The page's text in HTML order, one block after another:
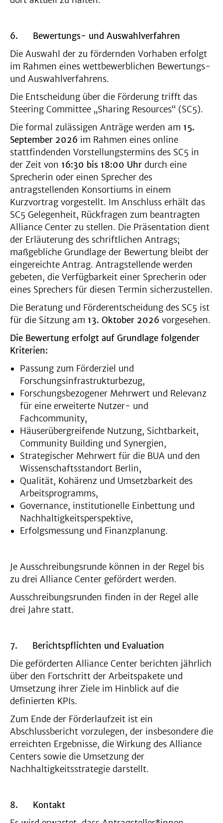
6. Bewertungs- und Auswahlverfahren
Die Auswahl der zu fördernden Vorhaben erfolgt
im Rahmen eines wettbewerblichen Bewertungs-
und Auswahlverfahrens.
Die Entscheidung über die Förderung trifft das
Steering Committee „Sharing Resources“ (SC5).
Die formal zulässigen Anträge werden am 15.
September 2026 im Rahmen eines online
stattfindenden Vorstellungstermins des SC5 in
der Zeit von 16:30 bis 18:00 Uhr durch eine
Sprecherin oder einen Sprecher des
antragstellenden Konsortiums in einem
Kurzvortrag vorgestellt. Im Anschluss erhält das
SC5 Gelegenheit, Rückfragen zum beantragten
Alliance Center zu stellen. Die Präsentation dient
der Erläuterung des schriftlichen Antrags;
maßgebliche Grundlage der Bewertung bleibt der
eingereichte Antrag. Antragstellende werden
gebeten, die Verfügbarkeit einer Sprecherin oder
eines Sprechers für diesen Termin sicherzustellen.
Die Beratung und Förderentscheidung des SC5 ist
für die Sitzung am 13. Oktober 2026 vorgesehen.
Die Bewertung erfolgt auf Grundlage folgender
Kriterien:
Passung zum Förderziel und
Forschungsinfrastrukturbezug,
Forschungsbezogener Mehrwert und Relevanz
für eine erweiterte Nutzer- und
Fachcommunity,
Häuserübergreifende Nutzung, Sichtbarkeit,
Community Building und Synergien,
Strategischer Mehrwert für die BUA und den
Wissenschaftsstandort Berlin,
Qualität, Kohärenz und Umsetzbarkeit des
Arbeitsprogramms,
Governance, institutionelle Einbettung und
Nachhaltigkeitsperspektive,
Erfolgsmessung und Finanzplanung.
Je Ausschreibungsrunde können in der Regel bis
zu drei Alliance Center gefördert werden.
Ausschreibungsrunden finden in der Regel alle
drei Jahre statt.
7. Berichtspflichten und Evaluation
Die geförderten Alliance Center berichten jährlich
über den Fortschritt der Arbeitspakete und
Umsetzung ihrer Ziele im Hinblick auf die
definierten KPIs.
Zum Ende der Förderlaufzeit ist ein
Abschlussbericht vorzulegen, der insbesondere die
erreichten Ergebnisse, die Wirkung des Alliance
Centers sowie die Umsetzung der
Nachhaltigkeitsstrategie darstellt.
8. Kontakt